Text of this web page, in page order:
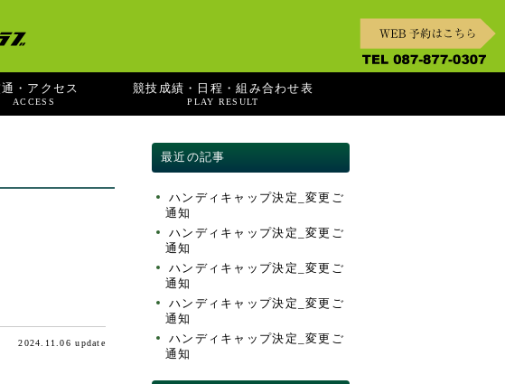
・アクセス
ACCESS
競技成績・日程・組み合わせ表
PLAY RESULT
2024.11.06 update
最近の記事
ハンディキャップ決定_変更ご
通知
ハンディキャップ決定_変更ご
通知
ハンディキャップ決定_変更ご
通知
ハンディキャップ決定_変更ご
通知
ハンディキャップ決定_変更ご
通知